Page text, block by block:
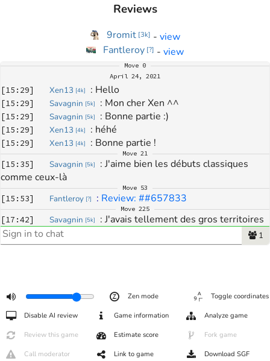
Reviews
9romit [3k] - view
Fantleroy [?] - view
Move 0
April 24, 2021
[15:29] Xen13 [4k] : Hello
[15:29] Savagnin [5k] : Mon cher Xen ^^
[15:29] Savagnin [5k] : Bonne partie :)
[15:29] Xen13 [4k] : héhé
[15:29] Xen13 [4k] : Bonne partie !
Move 21
[15:35] Savagnin [5k] : J'aime bien les débuts classiques
comme ceux-là
Move 53
[15:53] Fantleroy [?] : Review: ##657833
Move 225
[17:42] Savagnin [5k] : J'avais tellement des gros territoires
au début, t'as tout brûlé ! Un vrai Guethenoc haha
Move 229
17:44] Xen13 [4k] : Merci pour la partie !
17:44] Xen13 tu rigoles, c'était trop chaud
17:45] Savagnin : En bas à gauche jamais je n'avais
envisagé être en péril
1
Zen mode Toggle coordinates
Disable AI review Game information Analyze game
Review this game Estimate score Fork game
Call moderator Link to game Download SGF